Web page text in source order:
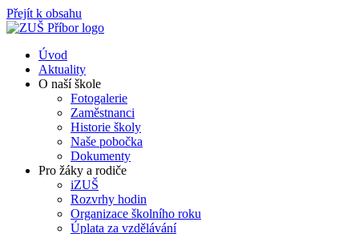
Přejít k obsahu
Úvod
Aktuality
O naší škole
Fotogalerie
Zaměstnanci
Historie školy
Naše pobočka
Dokumenty
Pro žáky a rodiče
iZUŠ
Rozvrhy hodin
Organizace školního roku
Úplata za vzdělávání